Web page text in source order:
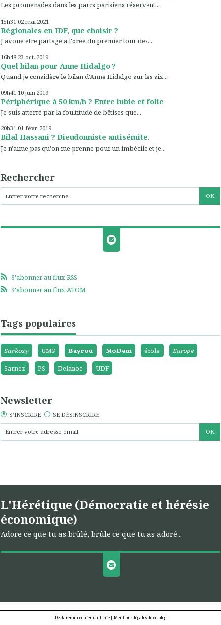
Les promenades dans les parcs parisiens réservent...
15h31 02 mai 2021
Régionales en IDF, que choisir ?
J'avoue être partagé à l'orée du premier tour des...
16h48 23 oct. 2019
Quel bilan pour Anne Hidalgo ?
Quand je considère le bilan d'Anne Hidalgo sur les six...
09h41 10 juin 2019
Périphérique à 50 km/h ? Entre lubie et folie
Je suis atterré par la foultitude de bêtises que...
20h31 01 févr. 2019
Bilal Hassani ? Dieudonniste antisémite.
Je n'aime pas qu'on me prenne pour un imbécile et je...
Rechercher
S'abonner au flux RSS
S'abonner au flux ATOM
Tags populaires
Sarkozy UMP Bayrou MoDem école
Europe
Sarnez
PS Delanoë UDF
Newsletter
S'INSCRIRE SE DÉSINSCRIRE
L'Hérétique (Démocratie et hérésie
économique)
Adore ce que tu as brûlé, brûle ce que tu as adoré...
Déclarer un contenu illicite | Mentions légales de ce blog